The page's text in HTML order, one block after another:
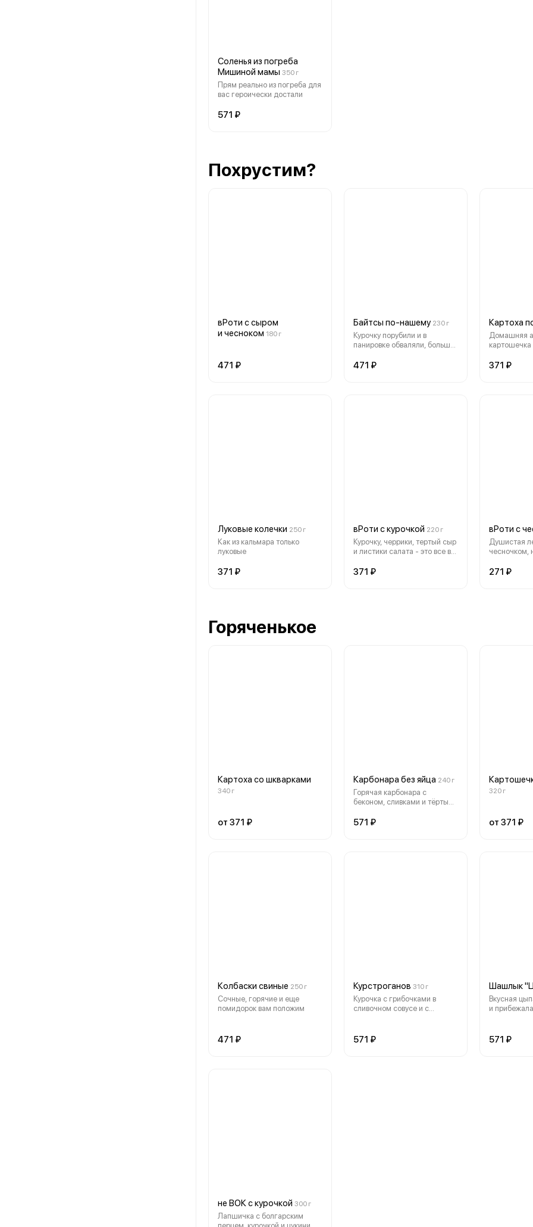
Соленья из погреба
Мишиной мамы 350 г
Прям реально из погреба для
вас героически достали
571 ₽
Похрустим?
вРоти с сыром
и чесноком 180 г
471 ₽
Байтсы по-нашему 230 г
Курочку порубили и в
панировке обваляли, больше
471 ₽
Картоха
Домашняя
371 ₽
Луковые колечки 250 г
Как из кальмара только
луковые
371 ₽
вРоти с курочкой 220 г
Курочку, черрики, тертый сыр
и листики салата - это все в
371 ₽
вРоти с
Душистая
чесночком,
271 ₽
Горяченькое
Картоха со шкварками
340 г
от 371 ₽
Карбонара без яйца 240 г
Горячая карбонара с
беконом, сливками и тёртым
571 ₽
320 г
от 371 ₽
Колбаски свиные 250 г
Сочные, горячие и еще
помидорок вам положим
471 ₽
Курстроганов 310 г
Курочка с грибочками в
сливочном совусе и с
571 ₽
Шашлык
Вкусная
и
571 ₽
не ВОК с курочкой 300 г
Лапшичка с болгарским